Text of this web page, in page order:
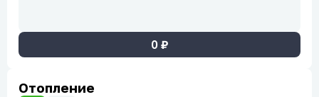
0₽
Отопление